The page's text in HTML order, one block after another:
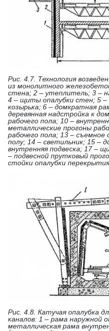
Рис. 4.7. Технология
из монолитного
стена; 2 – утеплитель; 3 –
4 – щиты опалубки стен; 5
козырька; 6 – домкратная
деревянная надстройка к
рабочего пола; 10 –
металлические прогоны
рабочего пола; 13 –
полу; 14 – светильник; 15 –
внутренняя подвеска; 17 –
– подвесной прутковый
стойки опалубки перекрытия
Рис. 4.8. Катучая опалубка
каналов: 1 – рама наружной
металлическая рама